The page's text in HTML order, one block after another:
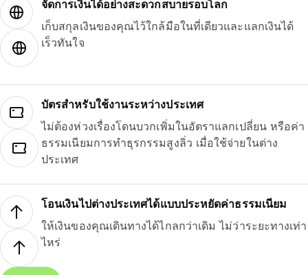
จัดการเงินได้อย่างสะดวกสบายรอบโลก
เก็บสกุลเงินของคุณไว้ใกล้มือในที่เดียวและแลกเงินได้
เร็วทันใจ
บัตรสำหรับใช้งานระหว่างประเทศ
ไม่ต้องห่วงเรื่องโดนบวกเพิ่มในอัตราแลกเปลี่ยน หรือค่า
ธรรมเนียมการทำธุรกรรมสูงลิ่ว เมื่อใช้จ่ายในต่าง
ประเทศ
โอนเงินไปต่างประเทศได้แบบประหยัดค่าธรรมเนียม
ให้เงินของคุณเดินทางได้ไกลกว่าเดิม ไม่ว่าระยะทางเท่า
ไหร่